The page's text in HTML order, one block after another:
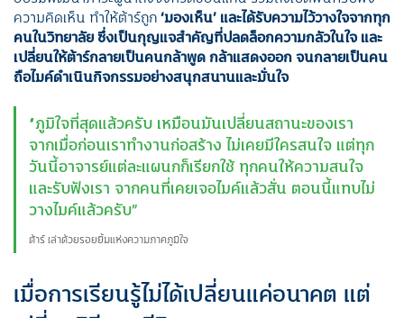
ความคิดเห็น ทำให้ต้าร์ถูก‘มองเห็น’ และได้รับความไว้วางใจจากทุก
คนในวิทยาลัย ซึ่งเป็นกุญแจสำคัญที่ปลดล็อกความกลัวในใจ และ
เปลี่ยนให้ต้าร์กลายเป็นคนกล้าพูด กล้าแสดงออก จนกลายเป็นคน
ถือไมค์ดำเนินกิจกรรมอย่างสนุกสนานและมั่นใจ
“ภูมิใจที่สุดแล้วครับ เหมือนมันเปลี่ยนสถานะของเรา
จากเมื่อก่อนเราทำงานก่อสร้าง ไม่เคยมีใครสนใจ แต่ทุก
วันนี้อาจารย์แต่ละแผนกก็เรียกใช้ ทุกคนให้ความสนใจ
และรับฟังเรา จากคนที่เคยเจอไมค์แล้วสั่น ตอนนี้แทบไม่
วางไมค์แล้วครับ”
ต้าร์ เล่าด้วยรอยยิ้มแห่งความภาคภูมิใจ
เมื่อการเรียนรู้ไม่ได้เปลี่ยนแค่อนาคต แต่